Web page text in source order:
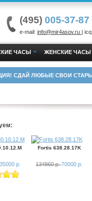
(495) 005-37-87
e-mail: info@mir4asov.ru | icq:
ЧАСЫ ЖЕНСКИЕ ЧАСЫ
СДАЙ ЛЮБЫЕ СВОИ
35000 р.
Fortis 638.28.17K
134860 р.70000 р.